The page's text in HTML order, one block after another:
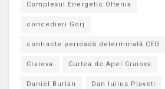
Complexul Energetic Oltenia
concedieri Gorj
contracte perioadă determinată CEO
Craiova Curtea de Apel Craiova
Daniel Burlan Dan Iulius Plaveti